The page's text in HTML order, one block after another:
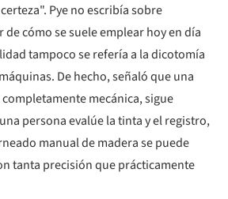
Pye no escribía sobre
de cómo se suele emplear hoy en día
tampoco se refería a la dicotomía
De hecho, señaló que una
mecánica, sigue
persona evalúe la tinta y el registro,
manual de madera se puede
tanta precisión que prácticamente